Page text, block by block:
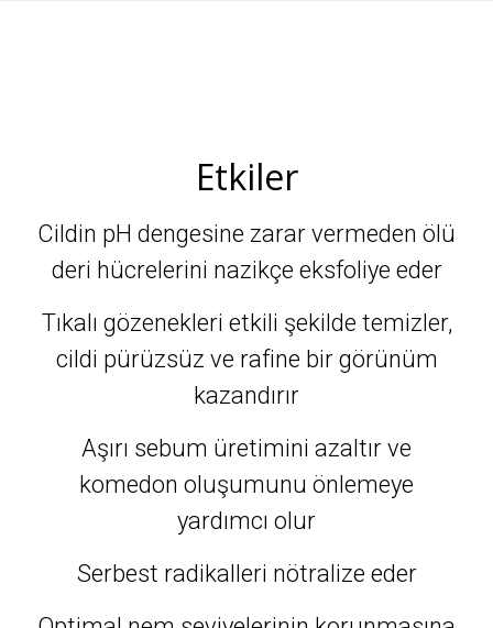
Etkiler
Cildin pH dengesine zarar vermeden ölü
deri hücrelerini nazikçe eksfoliye eder
Tıkalı gözenekleri etkili şekilde temizler,
cildi pürüzsüz ve rafine bir görünüm
kazandırır
Aşırı sebum üretimini azaltır ve
komedon oluşumunu önlemeye
yardımcı olur
Serbest radikalleri nötralize eder